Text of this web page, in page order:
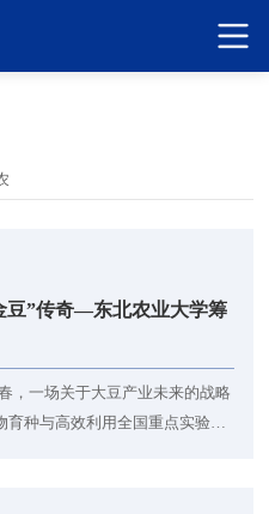
豆”传奇—东北农业大学筹
，一场关于大豆产业未来的战略
育种与高效利用全国重点实验